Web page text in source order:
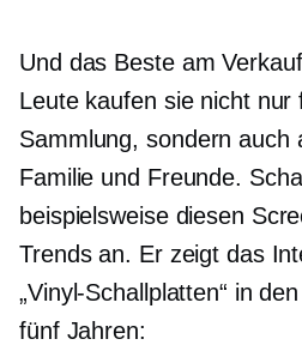
Und das Beste am
Leute kaufen sie nicht nur
Sammlung, sondern auch
Familie und Freunde.
beispielsweise diesen
Trends an. Er zeigt das
„Vinyl-Schallplatten“ in
fünf Jahren: